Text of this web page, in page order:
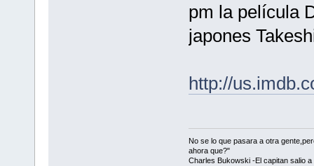
pm la película
japones
http://
No se lo que pasara a otra
ahora que?"
Charles Bukowski -El capitan salio